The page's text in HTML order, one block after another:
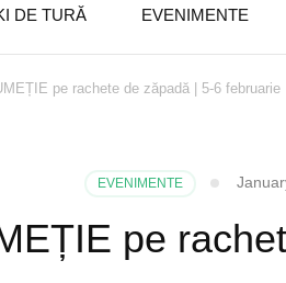
DE TURĂ EVENIMENTE
pe rachete de zăpadă | 5-6 februarie
EVENIMENTE
pe